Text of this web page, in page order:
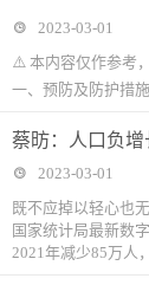
2023-03-01
⚠️ 本内容仅作参考
一、预防及防护措
蔡昉：人口负增
2023-03-01
既不应掉以轻心也
国家统计局最新数
2021年减少85万人